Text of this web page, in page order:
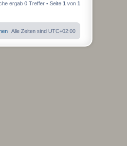
ergab 0 Treffer • Seite 1 von 1
Alle Zeiten sind UTC+02:00